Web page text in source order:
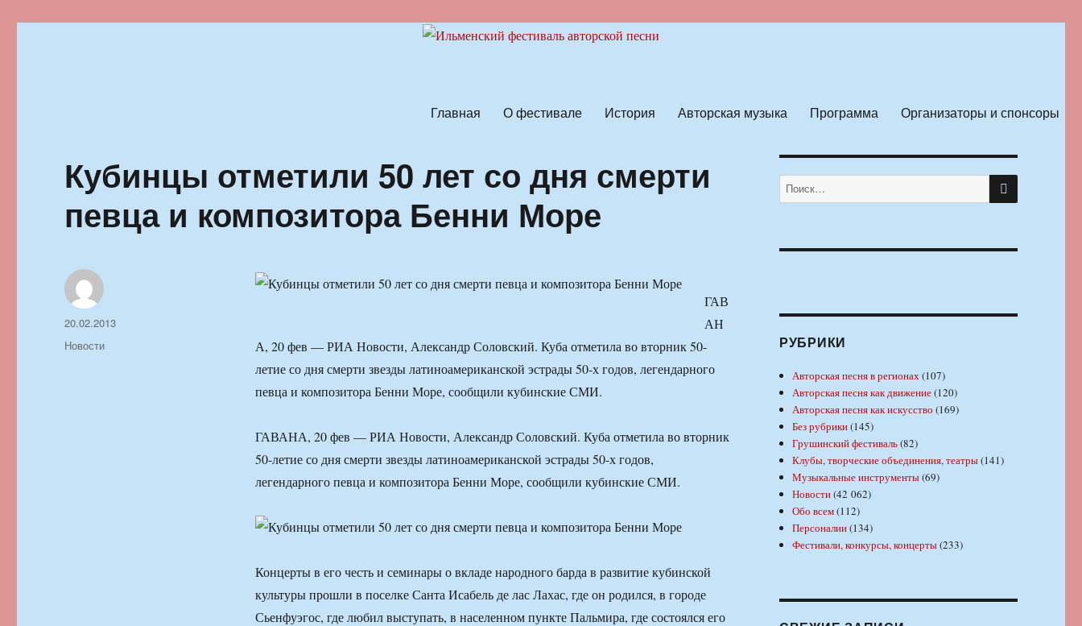
Главная О фестивале История Авторская музыка Программа Организаторы и спонсоры
Кубинцы отметили 50 лет со дня смерти
певца и композитора Бенни Море
ГАВ
АН
А, 20 фев — РИА Новости, Александр Соловский. Куба отметила во вторник 50-
летие со дня смерти звезды латиноамериканской эстрады 50-х годов, легендарного
певца и композитора Бенни Море, сообщили кубинские СМИ.
ГАВАНА, 20 фев — РИА Новости, Александр Соловский. Куба отметила во вторник
50-летие со дня смерти звезды латиноамериканской эстрады 50-х годов,
легендарного певца и композитора Бенни Море, сообщили кубинские СМИ.
Концерты в его честь и семинары о вкладе народного барда в развитие кубинской
культуры прошли в поселке Санта Исабель де лас Лахас, где он родился, в городе
Сьенфуэгос, где любил выступать, в населенном пункте Пальмира, где состоялся его
Автор
Опубликовано
20.02.2013
Рубрики
Новости
Искать: ПОИСК
РУБРИКИ
Авторская песня в регионах(107)
Авторская песня как движение(120)
Авторская песня как искусство (169)
Без рубрики(145)
Грушинский фестиваль(82)
Клубы, творческие объединения, театры(141)
Музыкальные инструменты(69)
Новости(42 062)
Обо всем(112)
Персоналии(134)
Фестивали, конкурсы, концерты(233)